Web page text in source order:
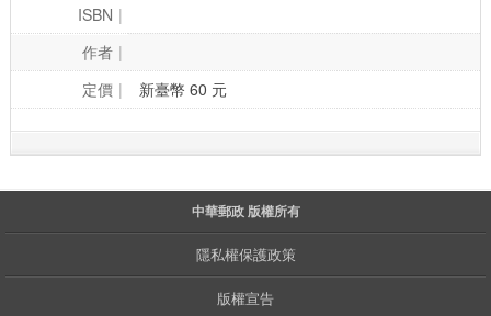
ISBN
作者
定價
新臺幣 60 元
中華郵政 版權所有
隱私權保護政策
版權宣告